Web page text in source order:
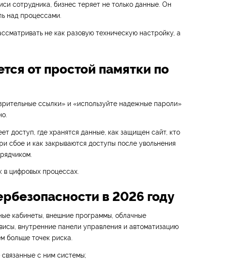
сотрудника, бизнес теряет не только данные. Он
над процессами.
не как разовую техническую настройку, а
от простой памятки по
ссылки» и «используйте надежные пароли»
доступ, где хранятся данные, как защищен сайт, кто
сбое и как закрываются доступы после увольнения
в цифровых процессах.
в 2026 году
кабинеты, внешние программы, облачные
внутренние панели управления и автоматизацию
больше точек риска.
с ним системы;